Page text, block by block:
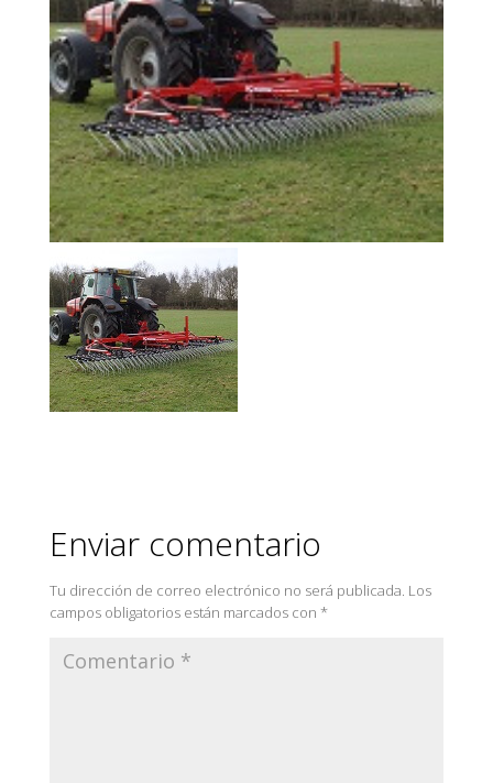
Enviar comentario
Tu dirección de correo electrónico no será publicada. Los
campos obligatorios están marcados con *